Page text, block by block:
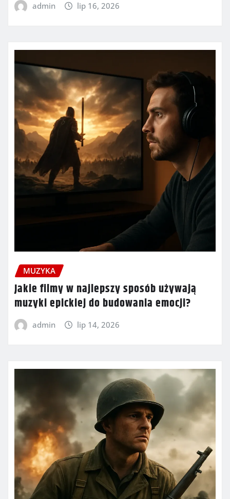
admin lip 16, 2026
MUZYKA
Jakie filmy w najlepszy sposób używają
muzyki epickiej do budowania emocji?
admin lip 14, 2026